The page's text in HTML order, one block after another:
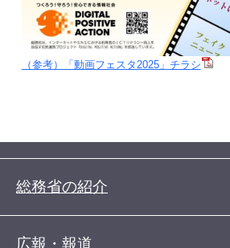
（参考）「動画フェスタ2025」チラシ
総務省の紹介
広報・報道